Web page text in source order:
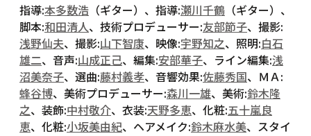
指導:本多数浩 （ギター）、指導:瀬川千鶴 （ギター）、
脚本:和田清人、技術プロデューサー:友部節子、撮影:
浅野仙夫、撮影:山下智康、映像:宇野知之、照明:白石
雄二、音声:山成正己、編集:安部華子、ライン編集:浅
沼美奈子、選曲:藤村義孝、音響効果:佐藤秀国、ＭＡ:
蜂谷博、美術プロデューサー:森川一雄、美術:鈴木隆
之、装飾:中村敬介、衣装:天野多恵、化粧:五十嵐良
恵、化粧:小坂美由紀、ヘアメイク:鈴木麻水美、スタイ